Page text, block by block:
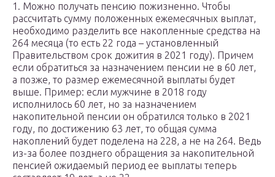
1. Можно получать пенсию пожизненно. Чтобы
рассчитать сумму положенных ежемесячных выплат,
необходимо разделить все накопленные средства на
264 месяца (то есть 22 года – установленный
Правительством срок дожития в 2021 году). Причем
если обратиться за назначением пенсии не в 60 лет,
а позже, то размер ежемесячной выплаты будет
выше. Пример: если мужчине в 2018 году
исполнилось 60 лет, но за назначением
накопительной пенсии он обратился только в 2021
году, по достижению 63 лет, то общая сумма
накоплений будет поделена на 228, а не на 264. Ведь
из-за более позднего обращения за накопительной
пенсией ожидаемый период ее выплаты теперь